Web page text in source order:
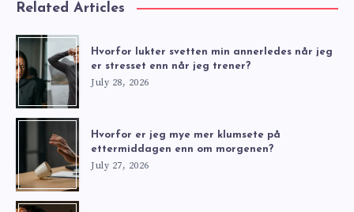
Related Articles
Hvorfor lukter svetten min annerledes når jeg
er stresset enn når jeg trener?
July 28, 2026
Hvorfor er jeg mye mer klumsete på
ettermiddagen enn om morgenen?
July 27, 2026